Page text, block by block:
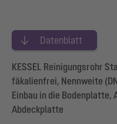
Datenblatt
KESSEL Reinigungsrohr
fäkalienfrei, Nennweite
Einbau in die
Abdeckplatte